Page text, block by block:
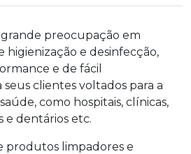
grande preocupação em
higienização e desinfecção,
e de fácil
clientes voltados para a
como hospitais, clínicas,
e dentários etc.
produtos limpadores e